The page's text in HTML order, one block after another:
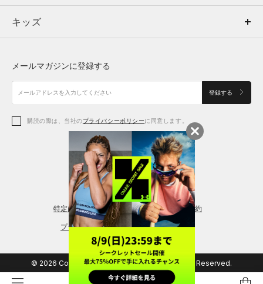
キッズ
アクセサリー
ボトムス
アクセサリー
トップス
シューズ
アクセサリー
レギンス＆タイツ
キッズ
シューズ
メールマガジンに登録する
登録する
購読の際は、当社のプライバシーポリシーに同意します。
特定商取引法に基づく通販の表記 会員規約
プライバシーポリシー
© 2026 Copyright DOME Corporation. All Rights Reserved.